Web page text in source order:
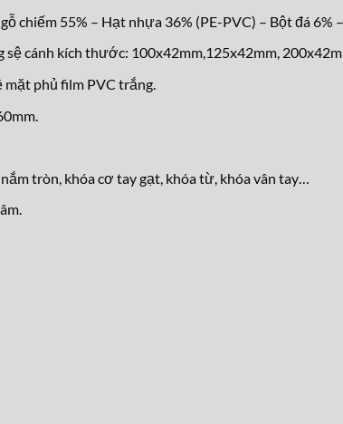
chiếm 55% – Hạt nhựa 36% (PE-PVC) – Bột đá 6%
cánh kích thước: 100x42mm,125x42mm,
mặt phủ film PVC trắng.
tròn, khóa cơ tay gạt, khóa từ, khóa vân tay…